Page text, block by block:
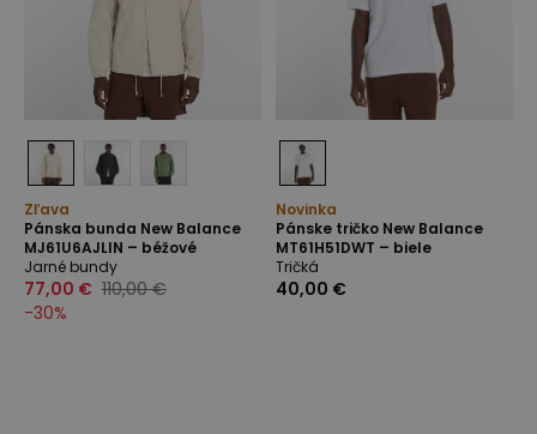
Zľava
Pánska bunda New Balance
MJ61U6AJLIN – béžové
Jarné bundy
77,00 € 110,00 €
-30%
Novinka
Pánske tričko New Balance
MT61H51DWT – biele
Tričká
40,00 €